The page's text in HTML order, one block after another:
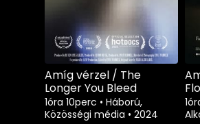
Amíg vérzel / The
Longer You Bleed
1óra 10perc • Háború,
Közösségi média • 2024